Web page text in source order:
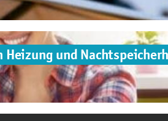
Heizung und